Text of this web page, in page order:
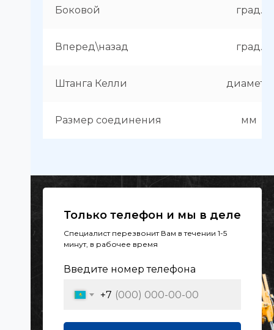
Боковой град.
Вперед\назад град.
Штанга Келли диаметр
Размер соединения мм
Только телефон и мы в деле
Специалист перезвонит Вам в течении 1-5
минут, в рабочее время
Введите номер телефона
+7